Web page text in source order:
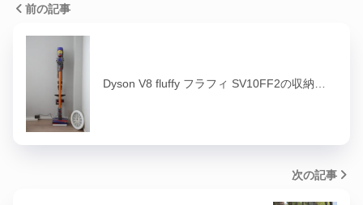
前の記事
Dyson V8 fluffy フラフィ SV10FF2の収納…
次の記事